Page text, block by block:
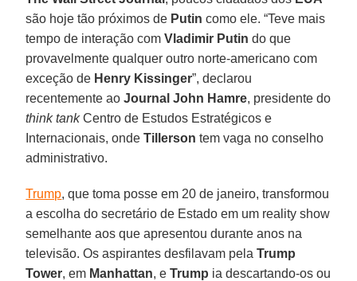
são hoje tão próximos de Putin como ele. “Teve mais
tempo de interação comVladimir Putin do que
provavelmente qualquer outro norte-americano com
exceção de Henry Kissinger”, declarou
recentemente aoJournal John Hamre, presidente do
think tankCentro de Estudos Estratégicos e
Internacionais, ondeTillerson tem vaga no conselho
administrativo.
Trump, que toma posse em 20 de janeiro, transformou
a escolha do secretário de Estado em um reality show
semelhante aos que apresentou durante anos na
televisão. Os aspirantes desfilavam pelaTrump
Tower, em Manhattan, eTrump ia descartando-os ou